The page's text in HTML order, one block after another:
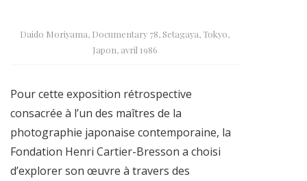
Daido Moriyama, Documentary 78, Setagaya, Tokyo,
Japon, avril 1986
Pour cette exposition rétrospective
consacrée à l’un des maîtres de la
photographie japonaise contemporaine, la
Fondation Henri Cartier-Bresson a choisi
d’explorer son œuvre à travers des